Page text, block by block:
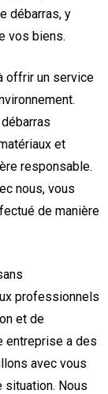
débarras, y
vos biens.
offrir un service
et
responsable.
nous, vous
de manière
professionnels
et de
entreprise a des
avec vous
situation. Nous